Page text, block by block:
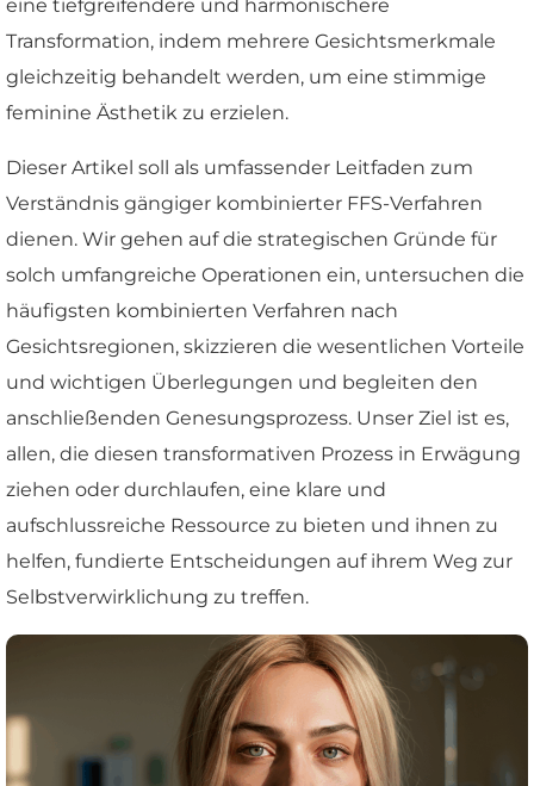
eine tiefgreifendere und harmonischere
Transformation, indem mehrere Gesichtsmerkmale
gleichzeitig behandelt werden, um eine stimmige
feminine Ästhetik zu erzielen.
Dieser Artikel soll als umfassender Leitfaden zum
Verständnis gängiger kombinierter FFS-Verfahren
dienen. Wir gehen auf die strategischen Gründe für
solch umfangreiche Operationen ein, untersuchen die
häufigsten kombinierten Verfahren nach
Gesichtsregionen, skizzieren die wesentlichen Vorteile
und wichtigen Überlegungen und begleiten den
anschließenden Genesungsprozess. Unser Ziel ist es,
allen, die diesen transformativen Prozess in Erwägung
ziehen oder durchlaufen, eine klare und
aufschlussreiche Ressource zu bieten und ihnen zu
helfen, fundierte Entscheidungen auf ihrem Weg zur
Selbstverwirklichung zu treffen.